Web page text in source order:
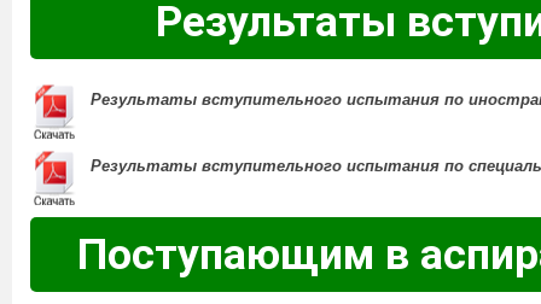
Результаты
Результаты вступительного испытания по
Результаты вступительного испытания по
Поступающим в